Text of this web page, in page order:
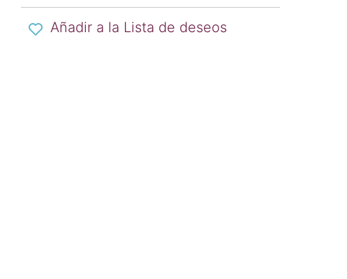
Añadir a la Lista de deseos